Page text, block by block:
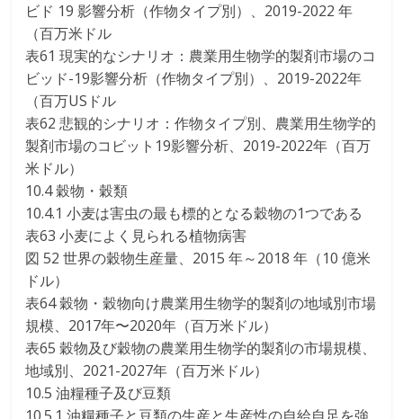
ビド 19 影響分析（作物タイプ別）、2019-2022 年
（百万米ドル
表61 現実的なシナリオ：農業用生物学的製剤市場のコ
ビッド-19影響分析（作物タイプ別）、2019-2022年
（百万USドル
表62 悲観的シナリオ：作物タイプ別、農業用生物学的
製剤市場のコビット19影響分析、2019-2022年（百万
米ドル）
10.4 穀物・穀類
10.4.1 小麦は害虫の最も標的となる穀物の1つである
表63 小麦によく見られる植物病害
図 52 世界の穀物生産量、2015 年～2018 年（10 億米
ドル）
表64 穀物・穀物向け農業用生物学的製剤の地域別市場
規模、2017年〜2020年（百万米ドル）
表65 穀物及び穀物の農業用生物学的製剤の市場規模、
地域別、2021-2027年（百万米ドル）
10.5 油糧種子及び豆類